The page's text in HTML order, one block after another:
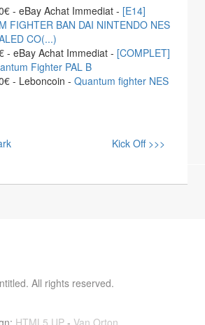
- eBay Achat Immediat - [E14]
FIGHTER BAN DAI NINTENDO NES
CO(...)
- eBay Achat Immediat - [COMPLET]
Fighter PAL B
- Leboncoin - Quantum fighter NES
Kick Off >>>
All rights reserved.
HTML5 UP- Van Orton